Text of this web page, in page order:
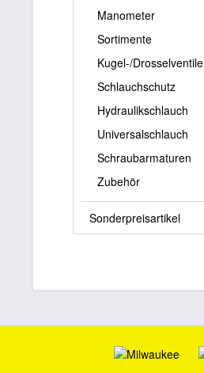
Manometer
Sortimente
Kugel-/Drosselventile
Schlauchschutz
Hydraulikschlauch
Universalschlauch
Schraubarmaturen
Zubehör
Sonderpreisartikel